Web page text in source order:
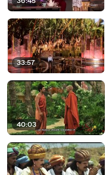
33:57
40:03